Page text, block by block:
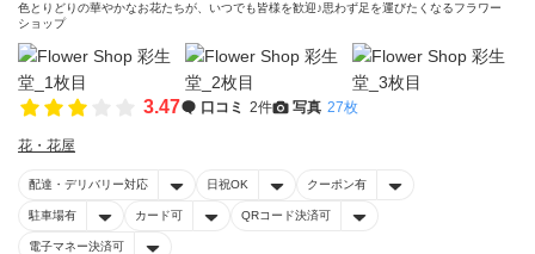
色とりどりの華やかなお花たちが、いつでも皆様を歓迎♪思わず足を運びたくなるフラワー
ショップ
3.47 口コミ 2件 写真 27枚
花・花屋
配達・デリバリー対応 日祝OK クーポン有
駐車場有 カード可 QRコード決済可
電子マネー決済可